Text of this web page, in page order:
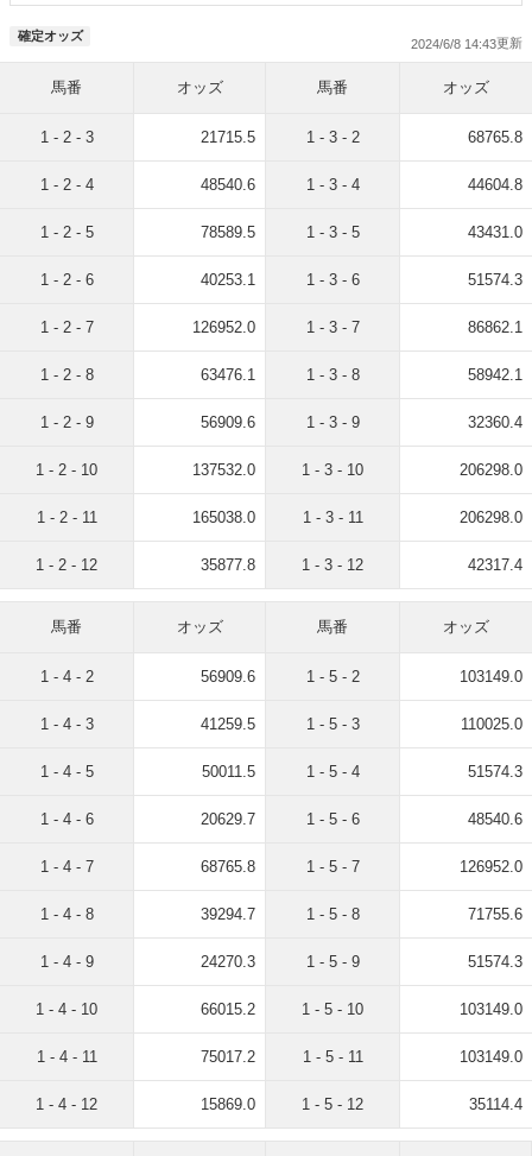
確定オッズ
2024/6/8 14:43
馬番 オッズ
1 - 2 - 3 21715.5
1 - 2 - 4 48540.6
1 - 2 - 5 78589.5
1 - 2 - 6 40253.1
1 - 2 - 7 126952.0
1 - 2 - 8 63476.1
1 - 2 - 9 56909.6
1 - 2 - 10 137532.0
1 - 2 - 11 165038.0
1 - 2 - 12 35877.8
馬番 オッズ
1 - 3 - 2 68765.8
1 - 3 - 4 44604.8
1 - 3 - 5 43431.0
1 - 3 - 6 51574.3
1 - 3 - 7 86862.1
1 - 3 - 8 58942.1
1 - 3 - 9 32360.4
1 - 3 - 10 206298.0
1 - 3 - 11 206298.0
1 - 3 - 12 42317.4
馬番 オッズ
1 - 4 - 2 56909.6
1 - 4 - 3 41259.5
1 - 4 - 5 50011.5
1 - 4 - 6 20629.7
1 - 4 - 7 68765.8
1 - 4 - 8 39294.7
1 - 4 - 9 24270.3
1 - 4 - 10 66015.2
1 - 4 - 11 75017.2
1 - 4 - 12 15869.0
馬番 オッズ
1 - 5 - 2 103149.0
1 - 5 - 3 110025.0
1 - 5 - 4 51574.3
1 - 5 - 6 48540.6
1 - 5 - 7 126952.0
1 - 5 - 8 71755.6
1 - 5 - 9 51574.3
1 - 5 - 10 103149.0
1 - 5 - 11 103149.0
1 - 5 - 12 35114.4